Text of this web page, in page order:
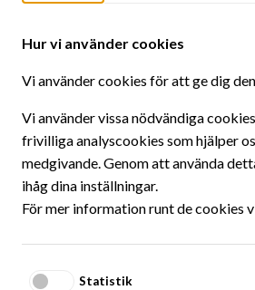
Oops!
We did not find what you were
Perhaps you should go to thestart page
what you're looking for there!
- Thanks!
Hur vi använder cookies
Vi använder cookies för att ge dig
Vi använder vissa nödvändiga
frivilliga analyscookies som hjälper
medgivande. Genom att använda
ihåg dina inställningar.
För mer information runt de cookies
Statistik